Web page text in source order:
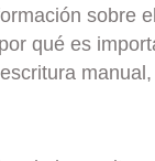
sobre
qué es